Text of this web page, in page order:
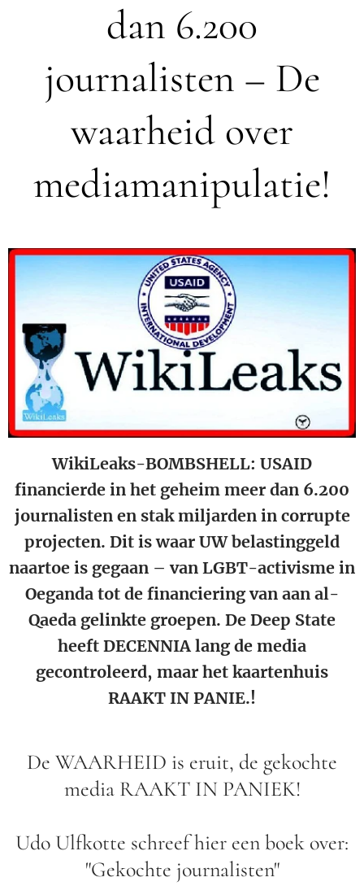
dan 6.200
journalisten – De
waarheid over
mediamanipulatie!
WikiLeaks-BOMBSHELL: USAID
financierde in het geheim meer dan 6.200
journalisten en stak miljarden in corrupte
projecten. Dit is waar UW belastinggeld
naartoe is gegaan – van LGBT-activisme in
Oeganda tot de financiering van aan al-
Qaeda gelinkte groepen. De Deep State
heeft DECENNIA lang de media
gecontroleerd, maar het kaartenhuis
RAAKT IN PANIE.!
De WAARHEID is eruit, de gekochte
media RAAKT IN PANIEK!
Udo Ulfkotte schreef hier een boek over:
"Gekochte journalisten"